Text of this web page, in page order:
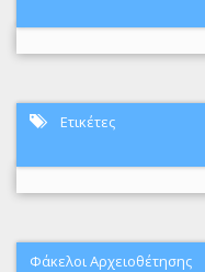
Ετικέτες
Φάκελοι Αρχειοθέτησης